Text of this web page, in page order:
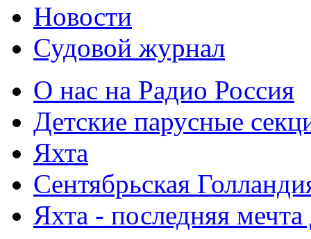
Новости
Судовой журнал
О нас на Радио Россия
Детские парусные
Яхта
Сентябрьская
Яхта - последняя